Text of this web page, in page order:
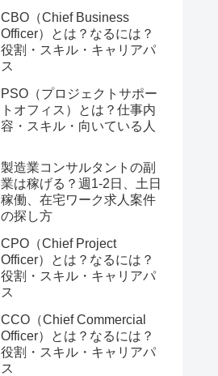
CBO（Chief Business
Officer）とは？なるには？
役割・スキル・キャリアパ
ス
PSO（プロジェクトサポー
トオフィス）とは？仕事内
容・スキル・向いている人
製造業コンサルタントの副
業は稼げる？週1-2日、土日
稼働、在宅ワーク求人案件
の探し方
CPO（Chief Project
Officer）とは？なるには？
役割・スキル・キャリアパ
ス
CCO（Chief Commercial
Officer）とは？なるには？
役割・スキル・キャリアパ
ス